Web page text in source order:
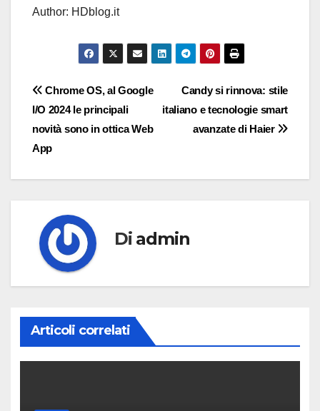
Author: HDblog.it
Navigazione
articoli
Candy si rinnova: stile
italiano e tecnologie smart
avanzate di Haier
Chrome OS, al Google
I/O 2024 le principali
novità sono in ottica Web
App
Di admin
Articoli correlati